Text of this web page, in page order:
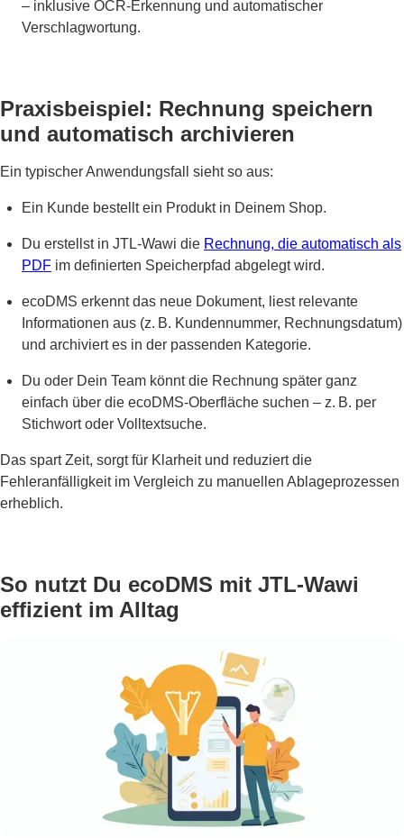
– inklusive OCR-Erkennung und automatischer
Verschlagwortung.
Praxisbeispiel: Rechnung speichern
und automatisch archivieren
Ein typischer Anwendungsfall sieht so aus:
Ein Kunde bestellt ein Produkt in Deinem Shop.
Du erstellst in JTL-Wawi die Rechnung, die automatisch als
PDF im definierten Speicherpfad abgelegt wird.
ecoDMS erkennt das neue Dokument, liest relevante
Informationen aus (z. B. Kundennummer, Rechnungsdatum)
und archiviert es in der passenden Kategorie.
Du oder Dein Team könnt die Rechnung später ganz
einfach über die ecoDMS-Oberfläche suchen – z. B. per
Stichwort oder Volltextsuche.
Das spart Zeit, sorgt für Klarheit und reduziert die
Fehleranfälligkeit im Vergleich zu manuellen Ablageprozessen
erheblich.
So nutzt Du ecoDMS mit JTL-Wawi
effizient im Alltag